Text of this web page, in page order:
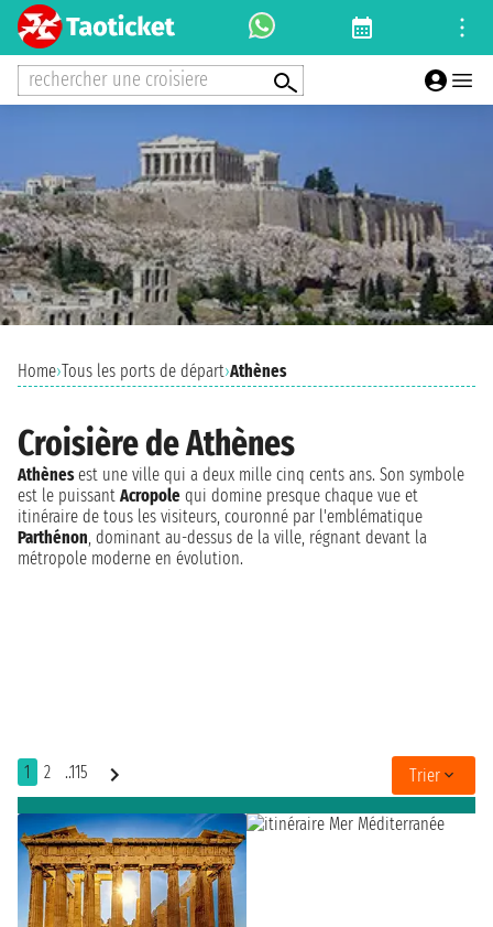
rechercher une croisiere
Home›Tous les ports de départ›Athènes
Croisière de Athènes
Athènesest une ville qui a deux mille cinq cents ans. Son symbole
est le puissant Acropole qui domine presque chaque vue et
itinéraire de tous les visiteurs, couronné par l'emblématique
Parthénon, dominant au-dessus de la ville, régnant devant la
métropole moderne en évolution.
1 2 ..115 Trier